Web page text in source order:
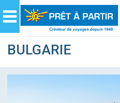
Navigation
BULGARIE
Panneau de gestion des cookies